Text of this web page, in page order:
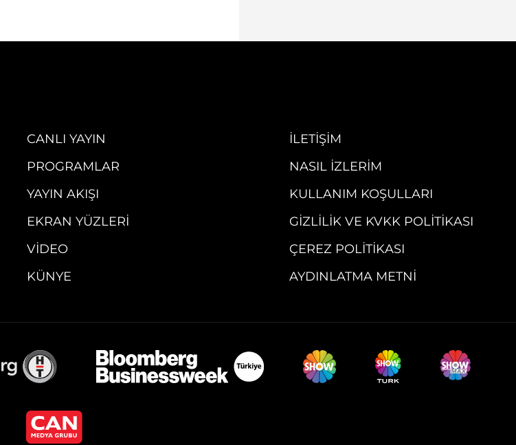
CANLI YAYIN
PROGRAMLAR
YAYIN AKIŞI
EKRAN YÜZLERI
VIDEO
KÜNYE
İLETIŞIM
NASIL İZLERIM
KULLANIM KOŞULLARI
GIZLILIK VE KVKK POLITIKASI
ÇEREZ POLITIKASI
AYDINLATMA METNI